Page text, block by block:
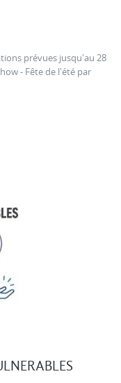
prévues jusqu'au 28
- Fête de l'été par